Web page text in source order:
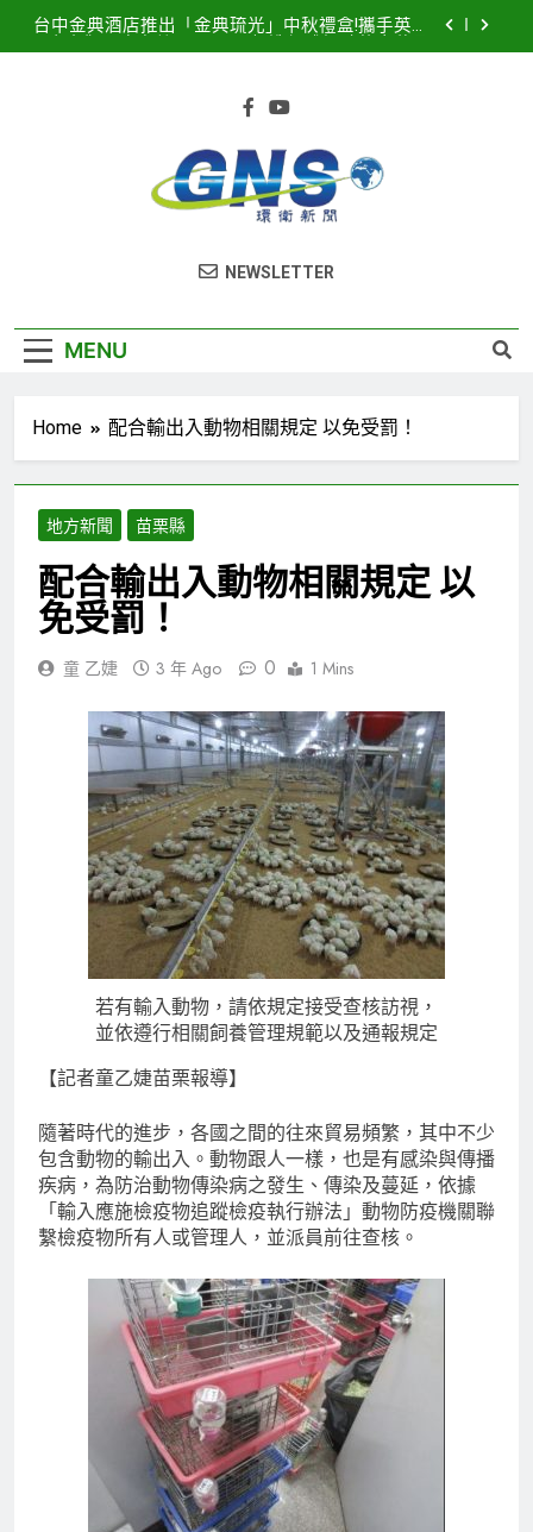
台中金典酒店推出「金典琉光」中秋禮盒!攜手英國
聯打造臺中海線地方創生新品牌
勢公布 點燃台中海線夏日熱潮
臺中港全面導入智慧LED路燈 優化節能成效暨強化
2025濱海搖滾音樂祭記者會隆重登場！豪華卡司強
環衛新聞
NEWSLETTER
MENU
Home 配合輸出入動物相關規定 以免受罰！
地方新聞 苗栗縣
配合輸出入動物相關規定 以
免受罰！
童 乙婕 3 年 Ago 0 1 Mins
若有輸入動物，請依規定接受查核訪視，
並依遵行相關飼養管理規範以及通報規定
【記者童乙婕苗栗報導】
隨著時代的進步，各國之間的往來貿易頻繁，其中不少
包含動物的輸出入。動物跟人一樣，也是有感染與傳播
疾病，為防治動物傳染病之發生、傳染及蔓延，依據
「輸入應施檢疫物追蹤檢疫執行辦法」動物防疫機關聯
繫檢疫物所有人或管理人，並派員前往查核。